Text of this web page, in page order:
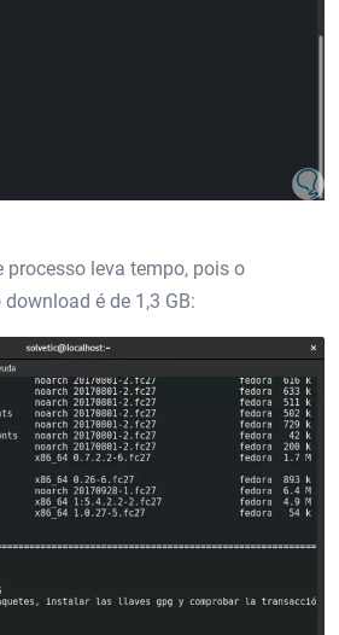
processo leva tempo, pois o
é de 1,3 GB: